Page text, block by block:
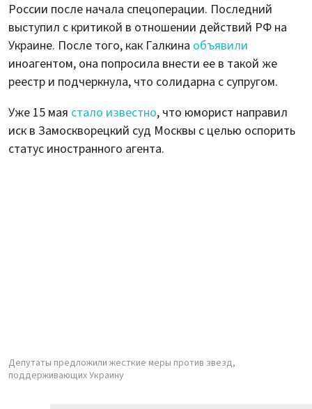
России после начала спецоперации. Последний
выступил с критикой в отношении действий РФ на
Украине. После того, как Галкина объявили
иноагентом, она попросила внести ее в такой же
реестр и подчеркнула, что солидарна с супругом.
Уже 15 мая стало известно, что юморист направил
иск в Замоскворецкий суд Москвы с целью оспорить
статус иностранного агента.
Депутаты предложили жесткие меры против звезд,
поддерживающих Украину